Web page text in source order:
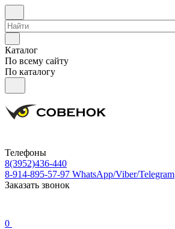
Каталог
По всему сайту
По каталогу
Телефоны
8(3952)436-440
8-914-895-57-97 WhatsApp/Viber/Telegram
Заказать звонок
0